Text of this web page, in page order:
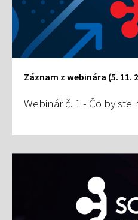
Záznam z webinára (5. 11.
Webinár č. 1 - Čo by ste